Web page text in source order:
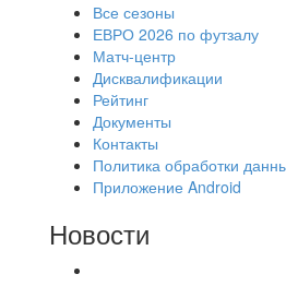
Все сезоны
ЕВРО 2026 по футзалу
Матч-центр
Дисквалификации
Рейтинг
Документы
Контакты
Политика обработки
Приложение Android
Новости